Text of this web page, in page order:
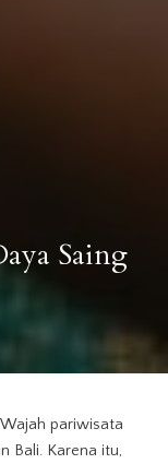
Saing
pariwisata
Bali. Karena itu,